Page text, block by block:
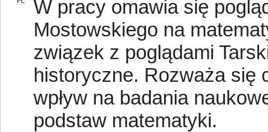
W pracy omawia się
Mostowskiego na
związek z poglądami
historyczne. Rozważa się
wpływ na badania
podstaw matematyki.